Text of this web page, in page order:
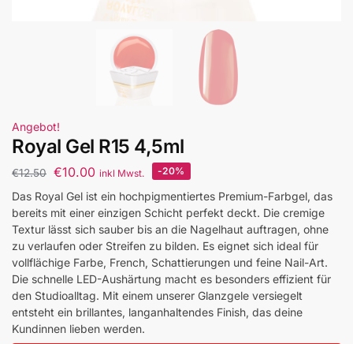
Angebot!
Royal Gel R15 4,5ml
€12.50 €10.00 inkl Mwst. -20%
Das Royal Gel ist ein hochpigmentiertes Premium-Farbgel, das
bereits mit einer einzigen Schicht perfekt deckt. Die cremige
Textur lässt sich sauber bis an die Nagelhaut auftragen, ohne
zu verlaufen oder Streifen zu bilden. Es eignet sich ideal für
vollflächige Farbe, French, Schattierungen und feine Nail-Art.
Die schnelle LED-Aushärtung macht es besonders effizient für
den Studioalltag. Mit einem unserer Glanzgele versiegelt
entsteht ein brillantes, langanhaltendes Finish, das deine
Kundinnen lieben werden.